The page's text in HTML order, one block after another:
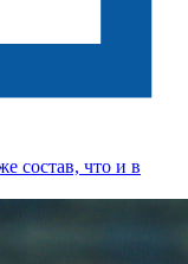
состав, что и в